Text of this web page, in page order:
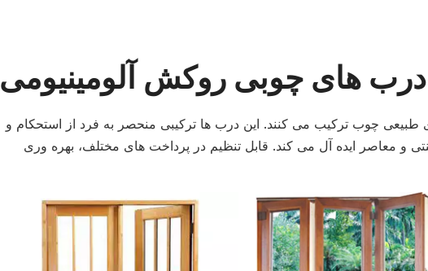
درب های چوبی روکش آلومینیومی
طبیعی چوب ترکیب می کنند. این درب ها ترکیبی منحصر به فرد از استحکام و
و معاصر ایده آل می کند. قابل تنظیم در پرداخت های مختلف، بهره وری